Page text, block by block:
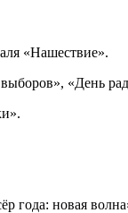
«Нашествие».
«День
года: новая